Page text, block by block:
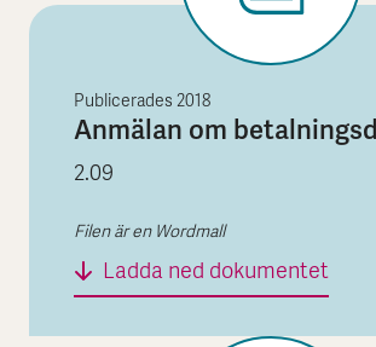
Publicerades 2018
Anmälan om
2.09
Filen är en Wordmall
Ladda ned dokumentet